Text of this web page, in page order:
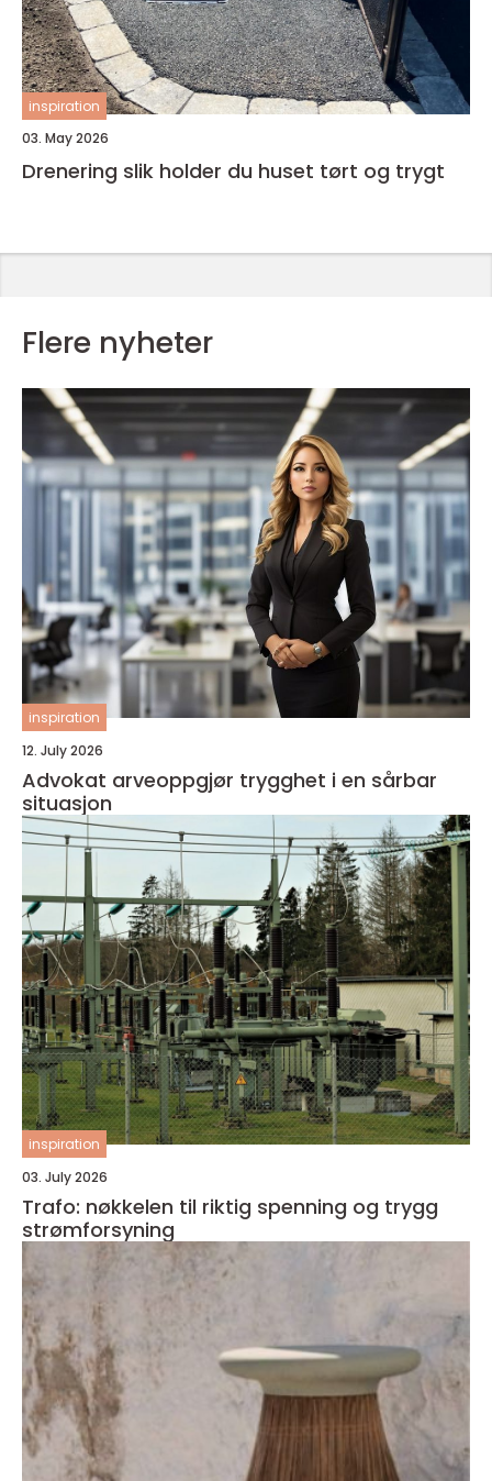
inspiration
03. May 2026
Drenering slik holder du huset tørt og trygt
Flere nyheter
inspiration
12. July 2026
Advokat arveoppgjør trygghet i en sårbar
situasjon
inspiration
03. July 2026
Trafo: nøkkelen til riktig spenning og trygg
strømforsyning